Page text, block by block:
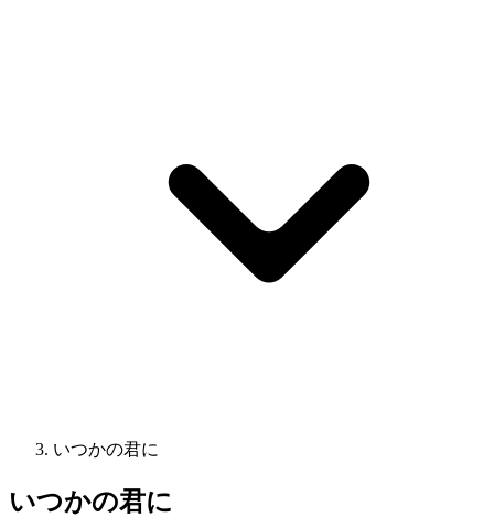
いつかの君に
いつかの君に